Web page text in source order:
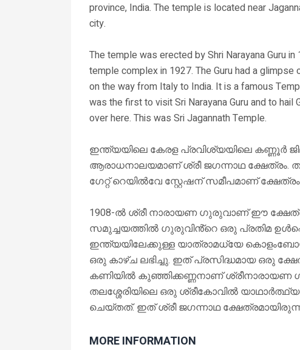
province, India. The temple is located near
city.
The temple was erected by Shri Narayana Guru
temple complex in 1927. The Guru had a
on the way from Italy to India. It is a famous
was the first to visit Sri Narayana Guru and to
over here. This was Sri Jagannath Temple.
ഇന്ത്യയിലെ കേരള പ്രവിശ്യയിലെ കണ്ണൂർ
ആരാധനാലയമാണ് ശ്രീ ജഗന്നാഥ ക്ഷേത്രം.
ഗേറ്റ് റെയിൽവേ സ്റ്റേഷന് സമീപമാണ്
1908-ൽ ശ്രീ നാരായണ ഗുരുവാണ് ഈ
സമുച്ചയത്തിൽ ഗുരുവിൻ്റെ ഒരു പ്രതിമ
ഇന്ത്യയിലേക്കുള്ള യാത്രാമധ്യേ
ഒരു കാഴ്ച ലഭിച്ചു. ഇത് പ്രസിദ്ധമായ ഒരു
കണിയിൽ കുഞ്ഞിക്കണ്ണനാണ് ശ്രീനാരായണ
തലശ്ശേരിയിലെ ഒരു ശ്രീകോവിൽ
ചെയ്തത്. ഇത് ശ്രീ ജഗന്നാഥ
MORE INFORMATION